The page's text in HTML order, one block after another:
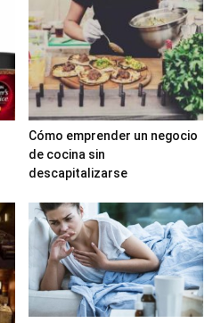
Cómo emprender un negocio
de cocina sin
descapitalizarse